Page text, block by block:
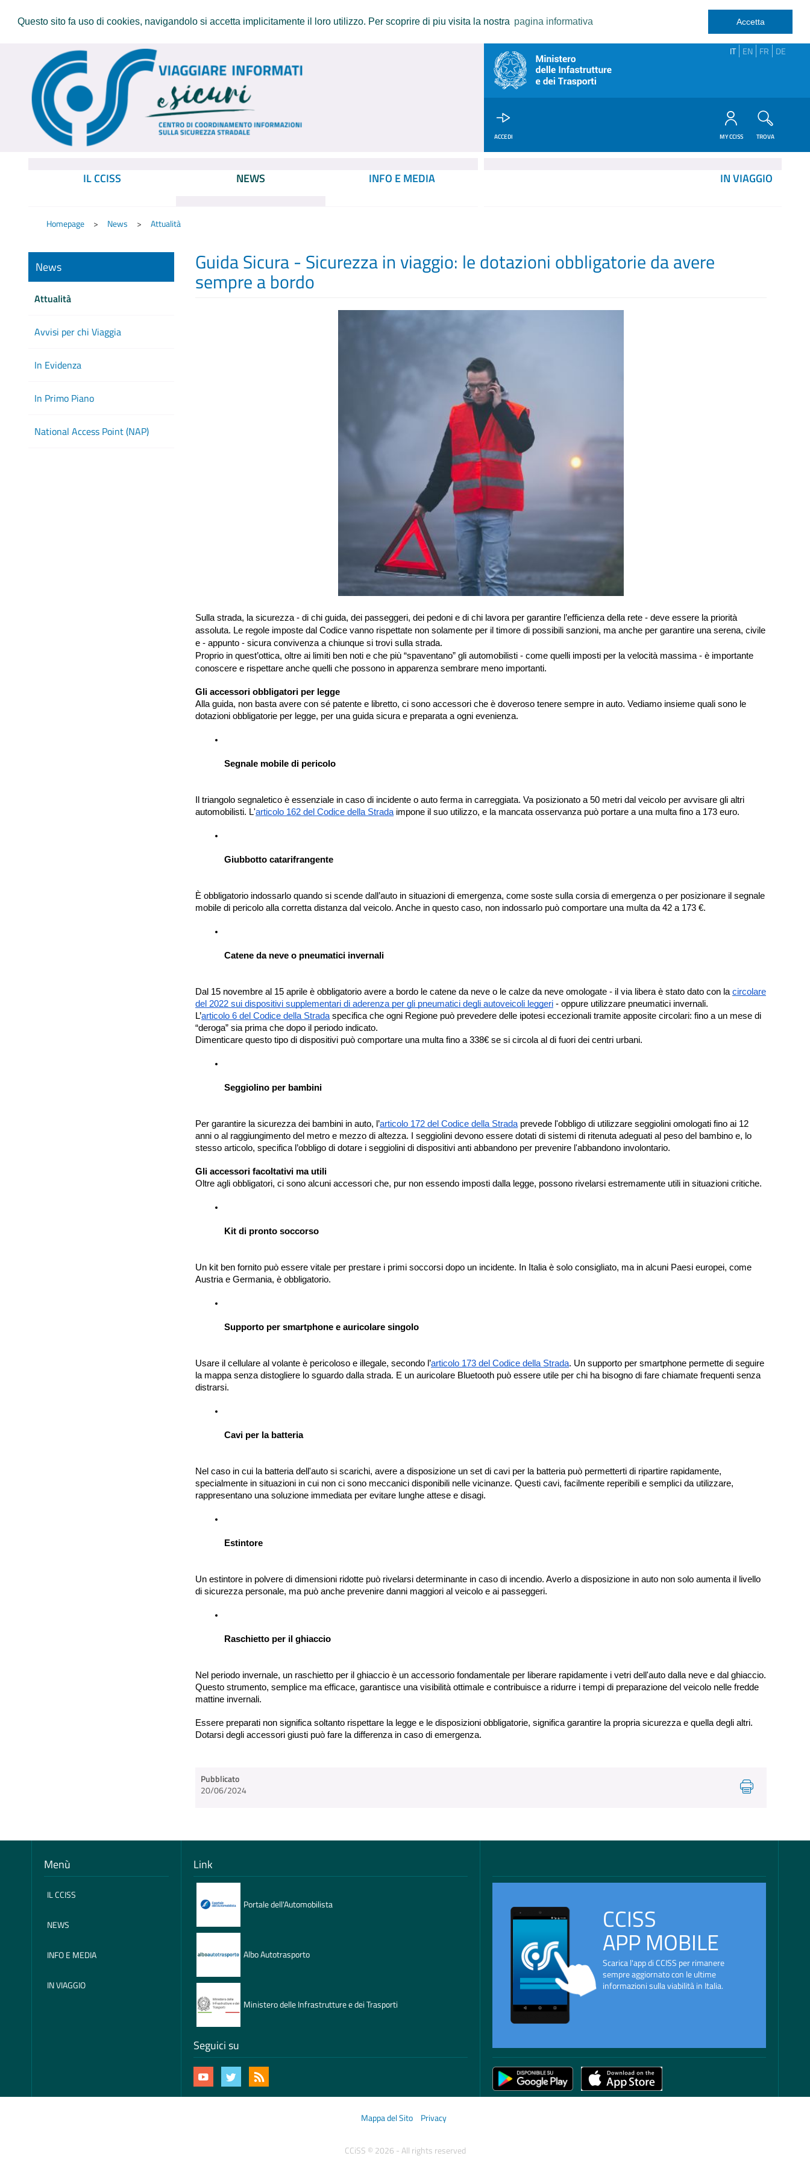
Questo sito fa uso di cookies, navigandolo si accetta implicitamente il loro utilizzo. Per scoprire di piu visita la nostra pagina informativa Accetta
IT EN FR DE
ACCEDI MY CCISS TROVA
IL CCISS NEWS INFO E MEDIA IN VIAGGIO
Homepage News Attualità
News
Attualità
Avvisi per chi Viaggia
In Evidenza
In Primo Piano
National Access Point (NAP)
Guida Sicura - Sicurezza in viaggio: le dotazioni obbligatorie da avere
sempre a bordo
Sulla strada, la sicurezza - di chi guida, dei passeggeri, dei pedoni e di chi lavora per garantire l’efficienza della rete - deve essere la priorità
assoluta. Le regole imposte dal Codice vanno rispettate non solamente per il timore di possibili sanzioni, ma anche per garantire una serena, civile
e - appunto - sicura convivenza a chiunque si trovi sulla strada.
Proprio in quest’ottica, oltre ai limiti ben noti e che più “spaventano” gli automobilisti - come quelli imposti per la velocità massima - è importante
conoscere e rispettare anche quelli che possono in apparenza sembrare meno importanti.
Gli accessori obbligatori per legge
Alla guida, non basta avere con sé patente e libretto, ci sono accessori che è doveroso tenere sempre in auto. Vediamo insieme quali sono le
dotazioni obbligatorie per legge, per una guida sicura e preparata a ogni evenienza.
Segnale mobile di pericolo
Il triangolo segnaletico è essenziale in caso di incidente o auto ferma in carreggiata. Va posizionato a 50 metri dal veicolo per avvisare gli altri
automobilisti. L'articolo 162 del Codice della Strada impone il suo utilizzo, e la mancata osservanza può portare a una multa fino a 173 euro.
Giubbotto catarifrangente
È obbligatorio indossarlo quando si scende dall’auto in situazioni di emergenza, come soste sulla corsia di emergenza o per posizionare il segnale
mobile di pericolo alla corretta distanza dal veicolo. Anche in questo caso, non indossarlo può comportare una multa da 42 a 173 €.
Catene da neve o pneumatici invernali
Dal 15 novembre al 15 aprile è obbligatorio avere a bordo le catene da neve o le calze da neve omologate - il via libera è stato dato con la circolare
del 2022 sui dispositivi supplementari di aderenza per gli pneumatici degli autoveicoli leggeri - oppure utilizzare pneumatici invernali.
L’articolo 6 del Codice della Strada specifica che ogni Regione può prevedere delle ipotesi eccezionali tramite apposite circolari: fino a un mese di
“deroga” sia prima che dopo il periodo indicato.
Dimenticare questo tipo di dispositivi può comportare una multa fino a 338€ se si circola al di fuori dei centri urbani.
Seggiolino per bambini
Per garantire la sicurezza dei bambini in auto, l’articolo 172 del Codice della Strada prevede l'obbligo di utilizzare seggiolini omologati fino ai 12
anni o al raggiungimento del metro e mezzo di altezza. I seggiolini devono essere dotati di sistemi di ritenuta adeguati al peso del bambino e, lo
stesso articolo, specifica l’obbligo di dotare i seggiolini di dispositivi anti abbandono per prevenire l'abbandono involontario.
Gli accessori facoltativi ma utili
Oltre agli obbligatori, ci sono alcuni accessori che, pur non essendo imposti dalla legge, possono rivelarsi estremamente utili in situazioni critiche.
Kit di pronto soccorso
Un kit ben fornito può essere vitale per prestare i primi soccorsi dopo un incidente. In Italia è solo consigliato, ma in alcuni Paesi europei, come
Austria e Germania, è obbligatorio.
Supporto per smartphone e auricolare singolo
Usare il cellulare al volante è pericoloso e illegale, secondo l’articolo 173 del Codice della Strada. Un supporto per smartphone permette di seguire
la mappa senza distogliere lo sguardo dalla strada. E un auricolare Bluetooth può essere utile per chi ha bisogno di fare chiamate frequenti senza
distrarsi.
Cavi per la batteria
Nel caso in cui la batteria dell'auto si scarichi, avere a disposizione un set di cavi per la batteria può permetterti di ripartire rapidamente,
specialmente in situazioni in cui non ci sono meccanici disponibili nelle vicinanze. Questi cavi, facilmente reperibili e semplici da utilizzare,
rappresentano una soluzione immediata per evitare lunghe attese e disagi.
Estintore
Un estintore in polvere di dimensioni ridotte può rivelarsi determinante in caso di incendio. Averlo a disposizione in auto non solo aumenta il livello
di sicurezza personale, ma può anche prevenire danni maggiori al veicolo e ai passeggeri.
Raschietto per il ghiaccio
Nel periodo invernale, un raschietto per il ghiaccio è un accessorio fondamentale per liberare rapidamente i vetri dell'auto dalla neve e dal ghiaccio.
Questo strumento, semplice ma efficace, garantisce una visibilità ottimale e contribuisce a ridurre i tempi di preparazione del veicolo nelle fredde
mattine invernali.
Essere preparati non significa soltanto rispettare la legge e le disposizioni obbligatorie, significa garantire la propria sicurezza e quella degli altri.
Dotarsi degli accessori giusti può fare la differenza in caso di emergenza.
Pubblicato
20/06/2024
Menù
IL CCISS
NEWS
INFO E MEDIA
IN VIAGGIO
Link
Portale dell'Automobilista
Albo Autotrasporto
Ministero delle Infrastrutture e dei Trasporti
Seguici su
CCISS
APP MOBILE
Scarica l'app di CCISS per rimanere
sempre aggiornato con le ultime
informazioni sulla viabilità in Italia.
Mappa del Sito Privacy
CCiSS © 2026 - All rights reserved